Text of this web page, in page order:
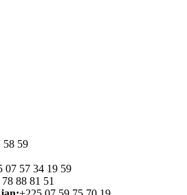
58 59
07 57 34 19 59
88 81 51